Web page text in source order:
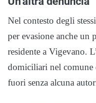
Nel contesto degli
per evasione anche un
residente a Vigevano.
domiciliari nel comune
fuori senza alcuna